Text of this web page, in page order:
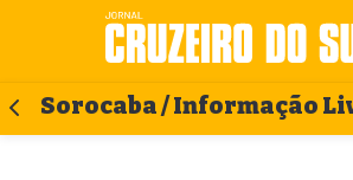
Sorocaba / Informação